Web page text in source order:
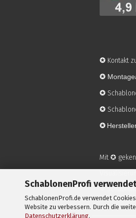
SchablonenProfi
SchablonenProfi.de verwendet
Website zu verbessern. Durch die
Datenschutzerklärung.
✪ Kontakt
✪
✪
✪
✪
Mit ✪
©